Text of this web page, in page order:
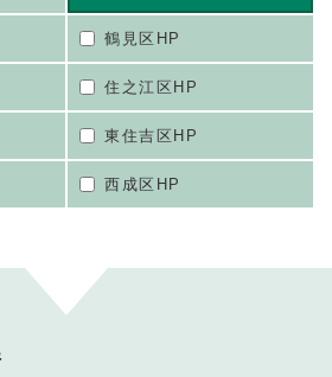
鶴見区HP
住之江区HP
東住吉区HP
西成区HP